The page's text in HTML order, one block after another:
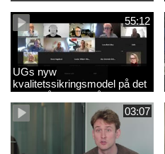
55:12
UGs nyw
kvalitetssikringsmodel på det
videregående område
03:07